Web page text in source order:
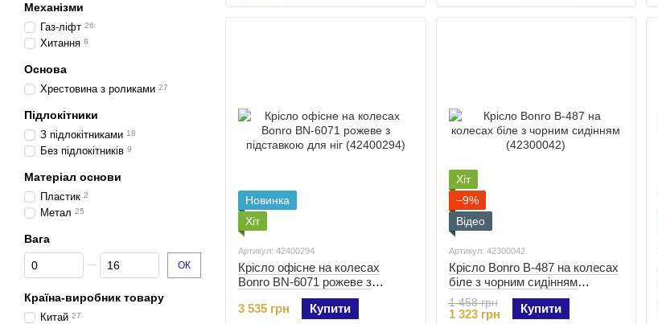
Новинка
Хіт
Артикул: 42400294
Крісло офісне на колесах
Bonro BN-6071 рожеве з
підставкою для ніг (42400294)
3 535 грн
Купити
Хіт
−9%
Відео
Артикул: 42300042
Крісло Bonro B-487 на колесах
біле з чорним сидінням
(42300042)
1 458 грн
1 323 грн Купити
Механізми
Газ-ліфт 26
Хитання 8
Основа
Хрестовина з роликами 27
Підлокітники
З підлокітниками 18
Без підлокітників 9
Матеріал основи
Пластик 2
Метал 25
Вага
Від Вага
До Вага ОК
Країна-виробник товару
Китай 27